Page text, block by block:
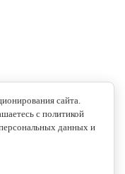
СВАРКА24//
сайта.
с политикой
данных и